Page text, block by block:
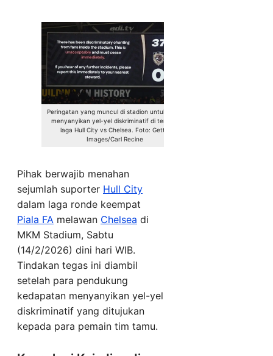
Peringatan yang muncul di stadion untuk tidak
menyanyikan yel-yel diskriminatif di tengah
laga Hull City vs Chelsea. Foto: Getty
Images/Carl Recine
Pihak berwajib menahan
sejumlah suporter Hull City
dalam laga ronde keempat
Piala FA melawan Chelsea di
MKM Stadium, Sabtu
(14/2/2026) dini hari WIB.
Tindakan tegas ini diambil
setelah para pendukung
kedapatan menyanyikan yel-yel
diskriminatif yang ditujukan
kepada para pemain tim tamu.